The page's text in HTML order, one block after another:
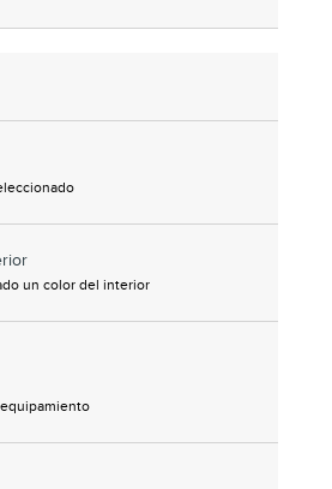
un color del interior